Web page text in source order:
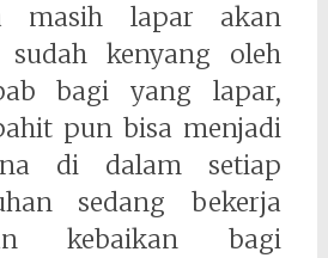
masih lapar akan
kenyang oleh
bagi yang lapar,
pun bisa menjadi
di dalam setiap
sedang bekerja
kebaikan bagi